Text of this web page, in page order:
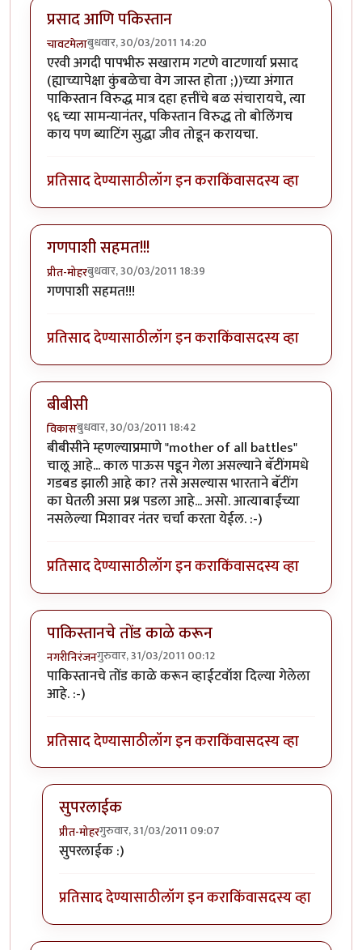
प्रसाद आणि पकिस्तान
चावटमेलाबुधवार, 30/03/2011 14:20
एरवी अगदी पापभीरु सखाराम गटणे वाटणार्या प्रसाद
(ह्याच्यापेक्षा कुंबळेचा वेग जास्त होता ;))च्या अंगात
पाकिस्तान विरुद्ध मात्र दहा हत्तींचे बळ संचारायचे, त्या
९६ च्या सामन्यानंतर, पकिस्तान विरुद्ध तो बोलिंगच
काय पण ब्याटिंग सुद्धा जीव तोडून करायचा.
प्रतिसाद देण्यासाठीलॉग इन कराकिंवासदस्य व्हा
गणपाशी सहमत!!!
प्रीत-मोहरबुधवार, 30/03/2011 18:39
गणपाशी सहमत!!!
प्रतिसाद देण्यासाठीलॉग इन कराकिंवासदस्य व्हा
बीबीसी
विकासबुधवार, 30/03/2011 18:42
बीबीसीने म्हणल्याप्रमाणे "mother of all battles"
चालू आहे... काल पाऊस पडून गेला असल्याने बॅटींगमधे
गडबड झाली आहे का? तसे असल्यास भारताने बॅटींग
का घेतली असा प्रश्न पडला आहे... असो. आत्याबाईंच्या
नसलेल्या मिशावर नंतर चर्चा करता येईल. :-)
प्रतिसाद देण्यासाठीलॉग इन कराकिंवासदस्य व्हा
पाकिस्तानचे तोंड काळे करून
नगरीनिरंजनगुरुवार, 31/03/2011 00:12
पाकिस्तानचे तोंड काळे करून व्हाईटवॉश दिल्या गेलेला
आहे. :-)
प्रतिसाद देण्यासाठीलॉग इन कराकिंवासदस्य व्हा
सुपरलाईक
प्रीत-मोहरगुरुवार, 31/03/2011 09:07
In reply toपाकिस्तानचे तोंड काळे करून
सुपरलाईक :)
प्रतिसाद देण्यासाठीलॉग इन कराकिंवासदस्य व्हा